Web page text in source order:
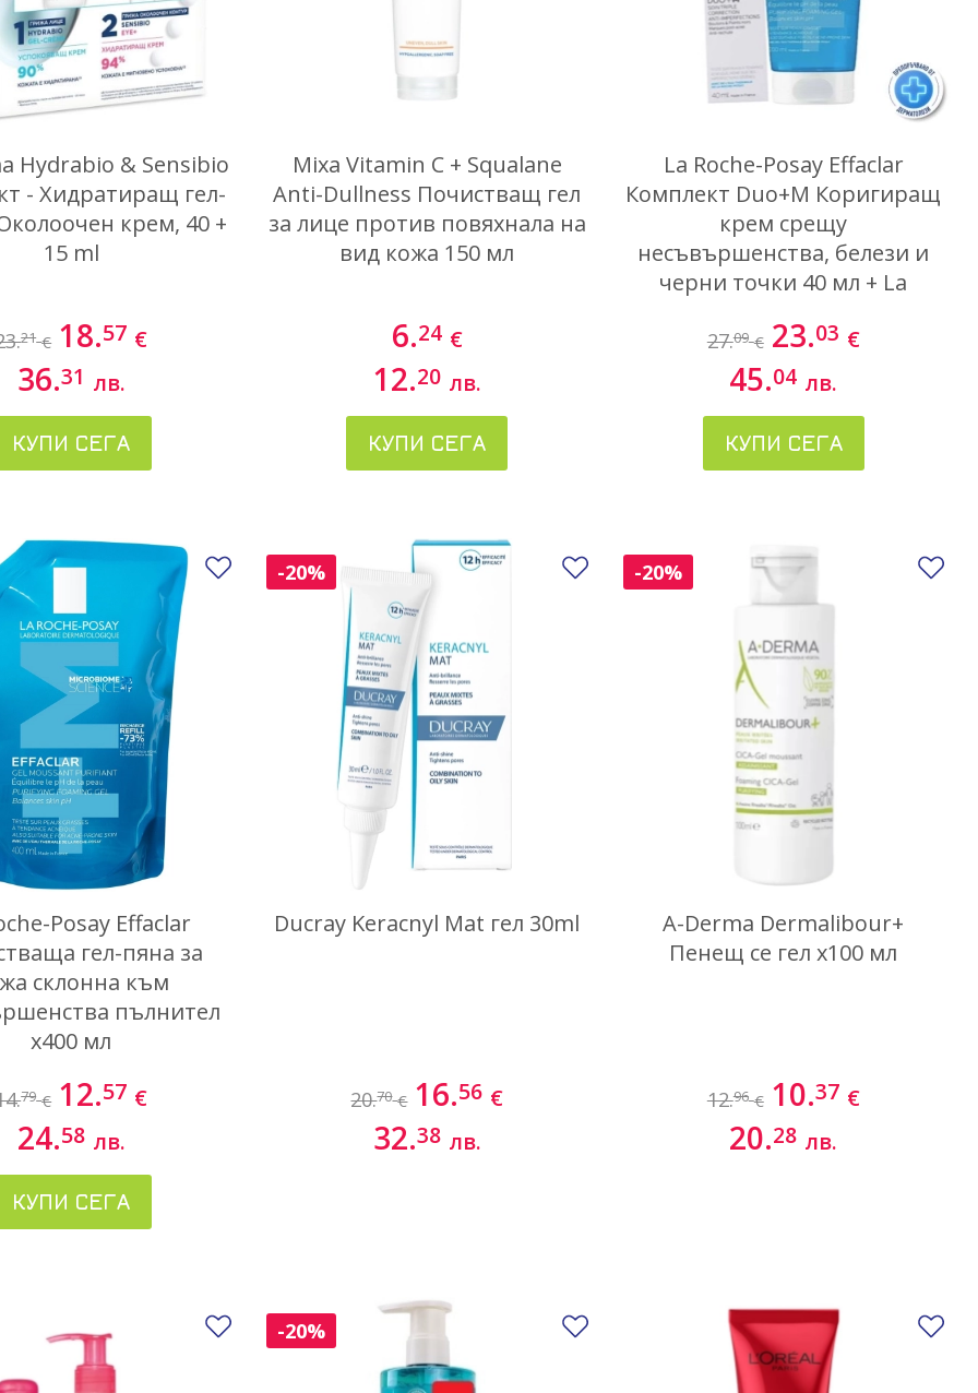
Hydrabio & Sensibio
- Хидратиращ гел-
крем, 40 +
15 ml
21 € 18.57 €
36.31 лв.
КУПИ СЕГА
Mixa Vitamin C + Squalane
Anti-Dullness Почистващ гел
за лице против повяхнала на
вид кожа 150 мл
6.24 €
12.20 лв.
КУПИ СЕГА
La Roche-Posay Effaclar
Комплект Duo+M Коригиращ
крем срещу
несъвършенства, белези и
черни точки 40 мл + La
гел за лице 200 мл
27.09 €23.03 €
45.04 лв.
КУПИ СЕГА
Posay Effaclar
гел-пяна за
склонна към
пълнител
х400 мл
79 € 12.57 €
24.58 лв.
КУПИ СЕГА
Добави в любими
Ducray Keracnyl Mat гел 30ml
20.70 €16.56 €
32.38 лв.
-20% Добави в любими
A-Derma Dermalibour+
Пенещ се гел х100 мл
12.96 €10.37 €
20.28 лв.
-20%
Добави в любими
-20% Добави в любими